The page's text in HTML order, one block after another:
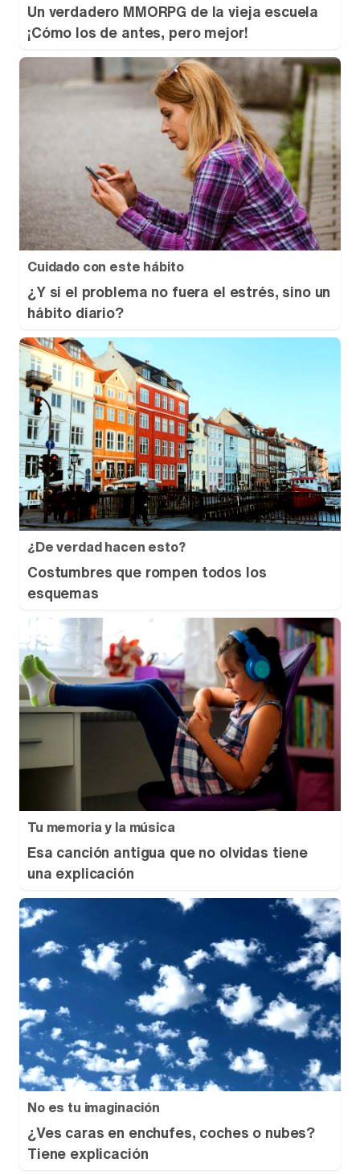
Canción ganadora de Eurovisión 2026: DARA con "Bangaranga" por Bulgaria
Un verdadero MMORPG de la vieja escuela
¡Cómo los de antes, pero mejor!
Cuidado con este hábito
¿Y si el problema no fuera el estrés, sino un
hábito diario?
¿De verdad hacen esto?
Costumbres que rompen todos los
esquemas
Tu memoria y la música
Esa canción antigua que no olvidas tiene
una explicación
No es tu imaginación
¿Ves caras en enchufes, coches o nubes?
Tiene explicación